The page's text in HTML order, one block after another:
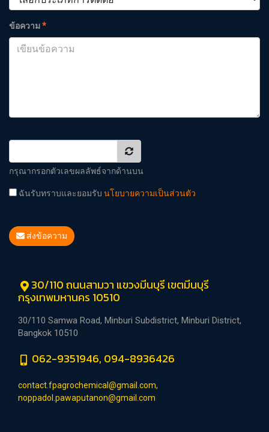
ข้อความ*
กรุณากรอกตัวเลขผลลัพธ์จากด้านบน
ฉันรับทราบและยอมรับ นโยบายความเป็นส่วนตัว
ส่งข้อความ
30/110 ถนนสามวา แขวงมีนบุรี เขตมีนบุรี
กรุงเทพมหานคร 10510
30/110 Samwa Road, Minburi Subdistrict, Minburi District,
Bangkok 10510
062-9351946, 094-8936426
contact.fpagrochemical@gmail.com,
noppadol.pawaputanon@gmail.com